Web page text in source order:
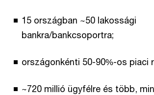
15 országban ~50 lakossági
bankra/bankcsoportra;
országonkénti 50-90%-os piaci
~720 millió ügyfélre és több,